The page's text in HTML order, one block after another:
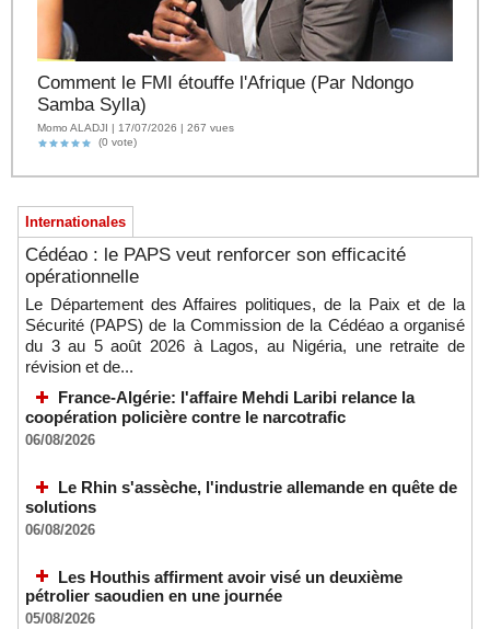
Comment le FMI étouffe l'Afrique (Par Ndongo
Samba Sylla)
Momo ALADJI | 17/07/2026 | 267 vues
(0 vote)
Internationales
Cédéao : le PAPS veut renforcer son efficacité
opérationnelle
Le Département des Affaires politiques, de la Paix et de la
Sécurité (PAPS) de la Commission de la Cédéao a organisé
du 3 au 5 août 2026 à Lagos, au Nigéria, une retraite de
révision et de...
France-Algérie: l'affaire Mehdi Laribi relance la
coopération policière contre le narcotrafic
06/08/2026
Le Rhin s'assèche, l'industrie allemande en quête de
solutions
06/08/2026
Les Houthis affirment avoir visé un deuxième
pétrolier saoudien en une journée
05/08/2026